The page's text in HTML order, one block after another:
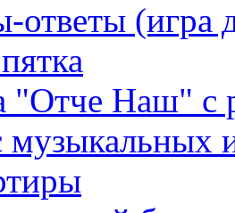
ответы (игра
"Отче Наш" с
музыкальных